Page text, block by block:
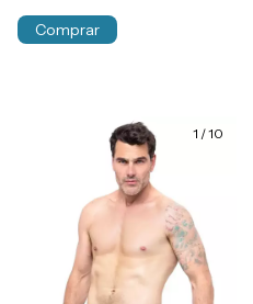
Comprar
1 /10